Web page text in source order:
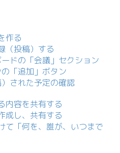
作る
（投稿）する
ドの「会議」セクション
「追加」ボタン
された予定の確認
内容を共有する
成し、共有する
て「何を、誰が、いつまで